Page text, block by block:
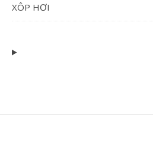
XÔP HƠI